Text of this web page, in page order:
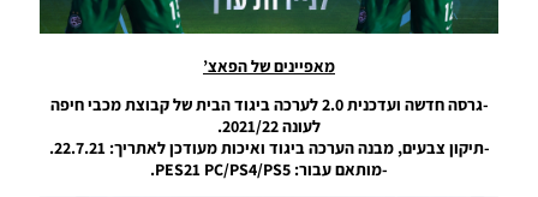
מאפיינים של הפאצ’
-גרסה חדשה ועדכנית 2.0 לערכה ביגוד הבית של קבוצת מכבי חיפה
לעונה 2021/22.
-תיקון צבעים, מבנה הערכה ביגוד ואיכות מעודכן לאתריך: 22.7.21.
-מותאם עבור: PES21 PC/PS4/PS5.
Noam_r
20/09/2025
PES21
חבילה